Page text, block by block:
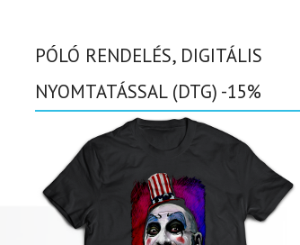
PÓLÓ RENDELÉS, DIGITÁLIS
NYOMTATÁSSAL (DTG) -15%